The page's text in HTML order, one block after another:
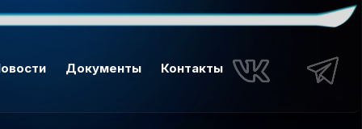
Документы Контакты